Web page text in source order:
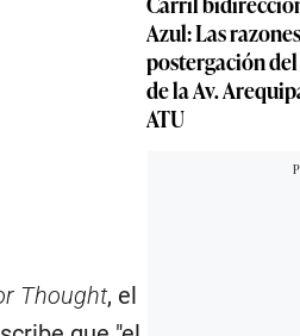
Thought, el
Azul: Las
postergación
de la Av.
ATU